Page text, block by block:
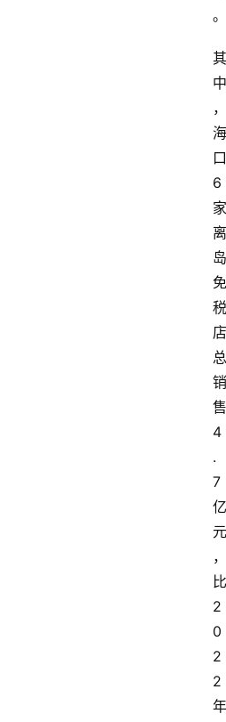
。
其
中
，
海
口
6
家
离
岛
免
税
店
总
销
售
4
.
7
亿
元
，
比
2
0
2
2
年